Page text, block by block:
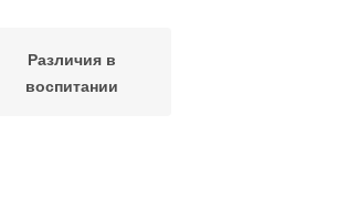
Различия в
воспитании